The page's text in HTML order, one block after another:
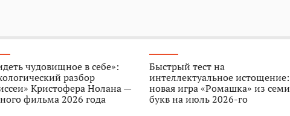
чудовищное в себе»:
разбор
Кристофера Нолана —
фильма 2026 года
Быстрый тест на
интеллектуальное истощение:
новая игра «Ромашка» из семи
букв на июль 2026-го